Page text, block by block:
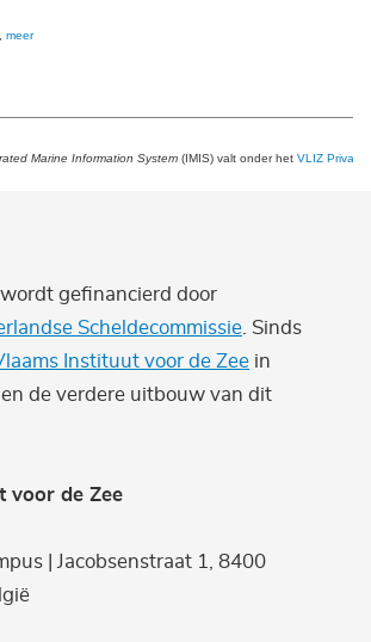
meer
Marine Information System (IMIS) valt onder het VLIZ Privacy
gefinancierd door
Scheldecommissie . Sinds
Instituut voor de Zee in
de verdere uitbouw van dit
voor de Zee
| Jacobsenstraat 1, 8400